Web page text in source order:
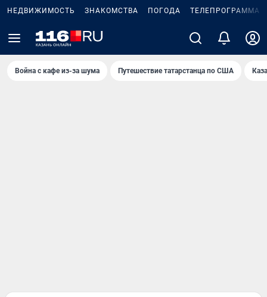
НЕДВИЖИМОСТЬ ЗНАКОМСТВА ПОГОДА ТЕЛЕПРОГРАММА
Война с кафе из-за шума Путешествие татарстанца по США